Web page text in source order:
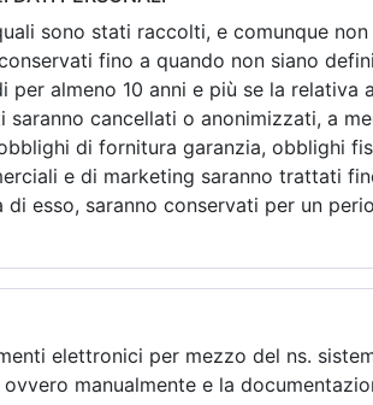
sono stati raccolti, e comunque
fino a quando non siano
almeno 10 anni e più se la relativa
cancellati o anonimizzati, a
di fornitura garanzia, obblighi
e di marketing saranno trattati
esso, saranno conservati per un
elettronici per mezzo del ns.
manualmente e la